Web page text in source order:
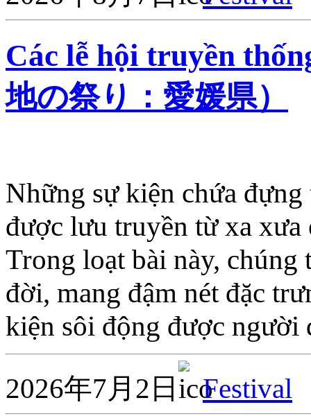
Các lễ hội truyền
地の祭り：愛媛県）
Những sự kiện chứa
được lưu truyền từ xa
Trong loạt bài này,
đời, mang đậm nét đặc
kiện sôi động được
2026年7月2日
Festival